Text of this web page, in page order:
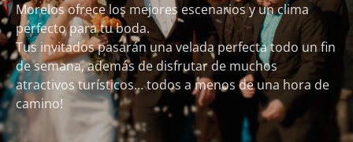
Morelos ofrece los mejores escenarios y un clima
perfecto para tu boda.
Tus invitados pasarán una velada perfecta todo un fin
de semana, además de disfrutar de muchos
atractivos turísticos… todos a menos de una hora de
camino!